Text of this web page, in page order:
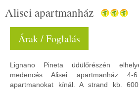
Alisei apartmanház
Árak / Foglalás
Lignano Pineta üdülőrészén
medencés Alisei apartmanház 4-
apartmanokat kínál. A strand kb.